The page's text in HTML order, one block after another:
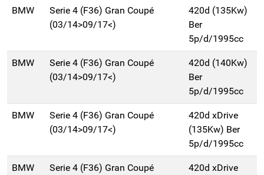
BMW
Serie 4 (F36) Gran Coupé
(03/14>09/17<)
420d (135Kw)
Ber
5p/d/1995cc
BMW
Serie 4 (F36) Gran Coupé
(03/14>09/17<)
420d (140Kw)
Ber
5p/d/1995cc
BMW
Serie 4 (F36) Gran Coupé
(03/14>09/17<)
420d xDrive
(135Kw) Ber
5p/d/1995cc
BMW
Serie 4 (F36) Gran Coupé
420d xDrive